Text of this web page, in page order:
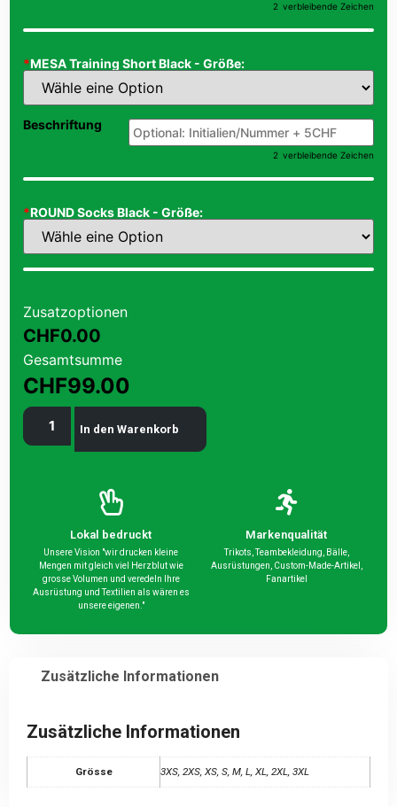
2 verbleibende Zeichen
*MESA Training Short Black - Größe:
Beschriftung
2 verbleibende Zeichen
*ROUND Socks Black - Größe:
Zusatzoptionen
CHF0.00
Gesamtsumme
CHF99.00
In den Warenkorb
Lokal bedruckt
Unsere Vision "wir drucken kleine
Mengen mit gleich viel Herzblut wie
grosse Volumen und veredeln Ihre
Ausrüstung und Textilien als wären es
unsere eigenen."
Markenqualität
Trikots, Teambekleidung, Bälle,
Ausrüstungen, Custom-Made-Artikel,
Fanartikel
Zusätzliche Informationen
Zusätzliche Informationen
Grösse 3XS, 2XS, XS, S, M, L, XL, 2XL, 3XL